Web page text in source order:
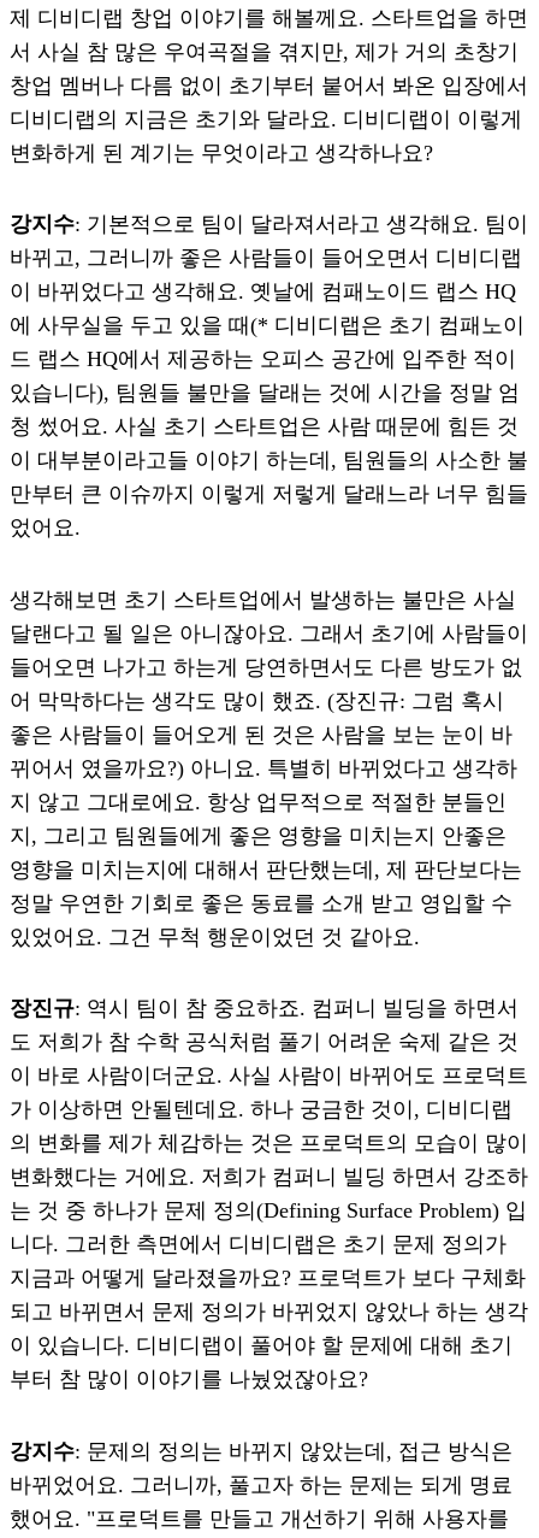
제 디비디랩 창업 이야기를 해볼께요. 스타트업을 하면
서 사실 참 많은 우여곡절을 겪지만, 제가 거의 초창기
창업 멤버나 다름 없이 초기부터 붙어서 봐온 입장에서
디비디랩의 지금은 초기와 달라요. 디비디랩이 이렇게
변화하게 된 계기는 무엇이라고 생각하나요?
강지수: 기본적으로 팀이 달라져서라고 생각해요. 팀이
바뀌고, 그러니까 좋은 사람들이 들어오면서 디비디랩
이 바뀌었다고 생각해요. 옛날에 컴패노이드 랩스 HQ
에 사무실을 두고 있을 때(* 디비디랩은 초기 컴패노이
드 랩스 HQ에서 제공하는 오피스 공간에 입주한 적이
있습니다), 팀원들 불만을 달래는 것에 시간을 정말 엄
청 썼어요. 사실 초기 스타트업은 사람 때문에 힘든 것
이 대부분이라고들 이야기 하는데, 팀원들의 사소한 불
만부터 큰 이슈까지 이렇게 저렇게 달래느라 너무 힘들
었어요.
생각해보면 초기 스타트업에서 발생하는 불만은 사실
달랜다고 될 일은 아니잖아요. 그래서 초기에 사람들이
들어오면 나가고 하는게 당연하면서도 다른 방도가 없
어 막막하다는 생각도 많이 했죠. (장진규: 그럼 혹시
좋은 사람들이 들어오게 된 것은 사람을 보는 눈이 바
뀌어서 였을까요?) 아니요. 특별히 바뀌었다고 생각하
지 않고 그대로에요. 항상 업무적으로 적절한 분들인
지, 그리고 팀원들에게 좋은 영향을 미치는지 안좋은
영향을 미치는지에 대해서 판단했는데, 제 판단보다는
정말 우연한 기회로 좋은 동료를 소개 받고 영입할 수
있었어요. 그건 무척 행운이었던 것 같아요.
장진규: 역시 팀이 참 중요하죠. 컴퍼니 빌딩을 하면서
도 저희가 참 수학 공식처럼 풀기 어려운 숙제 같은 것
이 바로 사람이더군요. 사실 사람이 바뀌어도 프로덕트
가 이상하면 안될텐데요. 하나 궁금한 것이, 디비디랩
의 변화를 제가 체감하는 것은 프로덕트의 모습이 많이
변화했다는 거에요. 저희가 컴퍼니 빌딩 하면서 강조하
는 것 중 하나가 문제 정의(Defining Surface Problem) 입
니다. 그러한 측면에서 디비디랩은 초기 문제 정의가
지금과 어떻게 달라졌을까요? 프로덕트가 보다 구체화
되고 바뀌면서 문제 정의가 바뀌었지 않았나 하는 생각
이 있습니다. 디비디랩이 풀어야 할 문제에 대해 초기
부터 참 많이 이야기를 나눴었잖아요?
강지수: 문제의 정의는 바뀌지 않았는데, 접근 방식은
바뀌었어요. 그러니까, 풀고자 하는 문제는 되게 명료
했어요. "프로덕트를 만들고 개선하기 위해 사용자를